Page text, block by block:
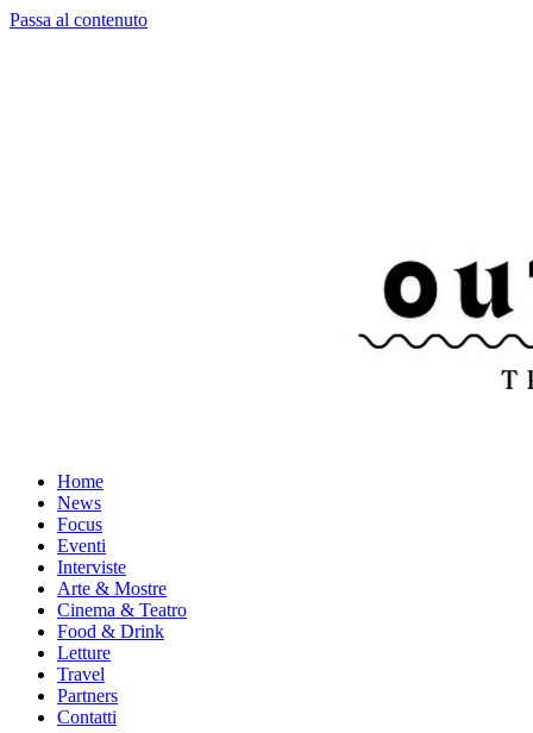
Passa al contenuto
Home
News
Focus
Eventi
Interviste
Arte & Mostre
Cinema & Teatro
Food & Drink
Letture
Travel
Partners
Contatti